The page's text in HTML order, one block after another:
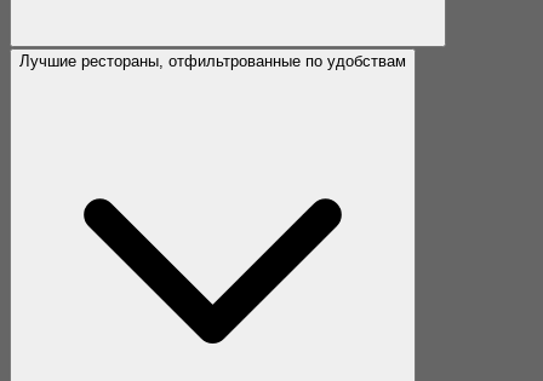
Лучшие рестораны, отфильтрованные по удобствам